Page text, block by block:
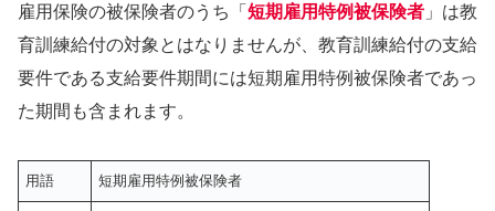
雇用保険の被保険者のうち「 短期雇用特例被保険者 」は教
育訓練給付の対象とはなりませんが、教育訓練給付の支給
要件である支給要件期間には短期雇用特例被保険者であっ
た期間も含まれます。
用語 短期雇用特例被保険者